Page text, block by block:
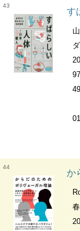
43
す
44
からだ